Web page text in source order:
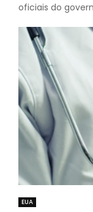
oficiais do
EUA